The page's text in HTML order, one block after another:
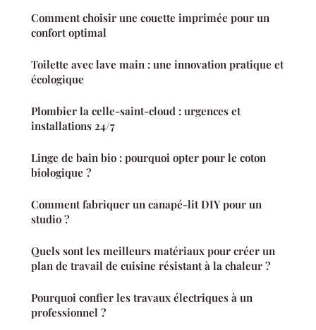
Comment choisir une couette imprimée pour un
confort optimal
Toilette avec lave main : une innovation pratique et
écologique
Plombier la celle-saint-cloud : urgences et
installations 24/7
Linge de bain bio : pourquoi opter pour le coton
biologique ?
Comment fabriquer un canapé-lit DIY pour un
studio ?
Quels sont les meilleurs matériaux pour créer un
plan de travail de cuisine résistant à la chaleur ?
Pourquoi confier les travaux électriques à un
professionnel ?